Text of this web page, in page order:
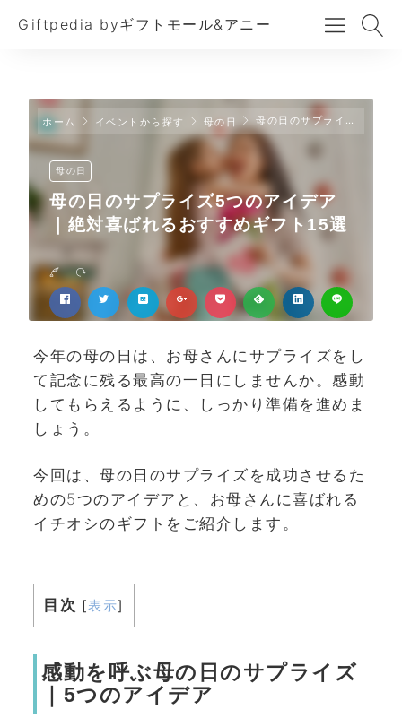
Giftpedia byギフトモール&アニー
ホーム イベントから探す 母の日 母の日のサプライズ5つのアイデア｜絶対喜ばれるおすすめギフト15選
母の日
母の日のサプライズ5つのアイデア
｜絶対喜ばれるおすすめギフト15選
今年の母の日は、お母さんにサプライズをし
て記念に残る最高の一日にしませんか。感動
してもらえるように、しっかり準備を進めま
しょう。
今回は、母の日のサプライズを成功させるた
めの5つのアイデアと、お母さんに喜ばれる
イチオシのギフトをご紹介します。
目次 [表示]
感動を呼ぶ母の日のサプライズ
｜5つのアイデア